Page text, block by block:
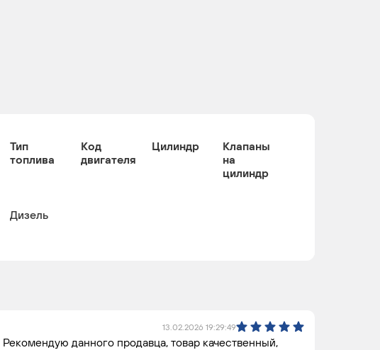
Тип
топлива
Код
двигателя
Цилиндр
Клапаны
на
цилиндр
Дизель
13.02.2026 19:29:49
Рекомендую данного продавца, товар качественный,